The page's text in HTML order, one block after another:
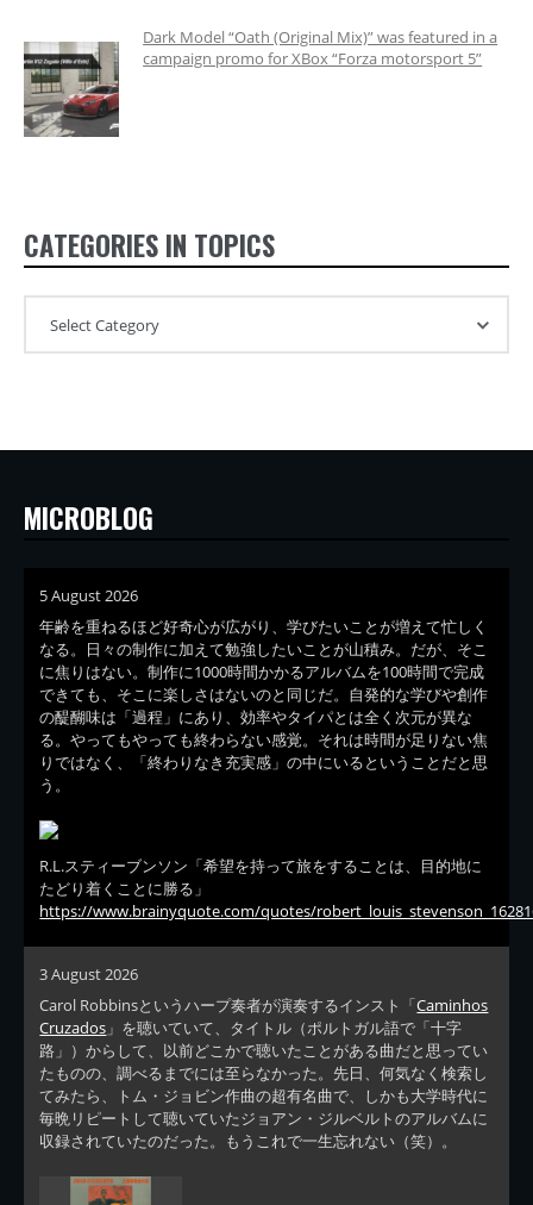
Dark Model “Oath (Original Mix)” was featured in a
campaign promo for XBox “Forza motorsport 5”
CATEGORIES IN TOPICS
MICROBLOG
5 August 2026
年齢を重ねるほど好奇心が広がり、学びたいことが増えて忙しく
なる。日々の制作に加えて勉強したいことが山積み。だが、そこ
に焦りはない。制作に1000時間かかるアルバムを100時間で完成
できても、そこに楽しさはないのと同じだ。自発的な学びや創作
の醍醐味は「過程」にあり、効率やタイパとは全く次元が異な
る。やってもやっても終わらない感覚。それは時間が足りない焦
りではなく、「終わりなき充実感」の中にいるということだと思
う。
R.L.スティーブンソン「希望を持って旅をすることは、目的地に
たどり着くことに勝る」
https://www.brainyquote.com/quotes/
3 August 2026
Carol Robbinsというハープ奏者が演奏するインスト「Caminhos
Cruzados 」を聴いていて、タイトル（ポルトガル語で「十字
路」）からして、以前どこかで聴いたことがある曲だと思ってい
たものの、調べるまでには至らなかった。先日、何気なく検索し
てみたら、トム・ジョビン作曲の超有名曲で、しかも大学時代に
毎晩リピートして聴いていたジョアン・ジルベルトのアルバムに
収録されていたのだった。もうこれで一生忘れない（笑）。